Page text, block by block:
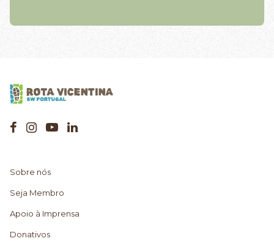
Sobre nós
Seja Membro
Apoio à Imprensa
Donativos